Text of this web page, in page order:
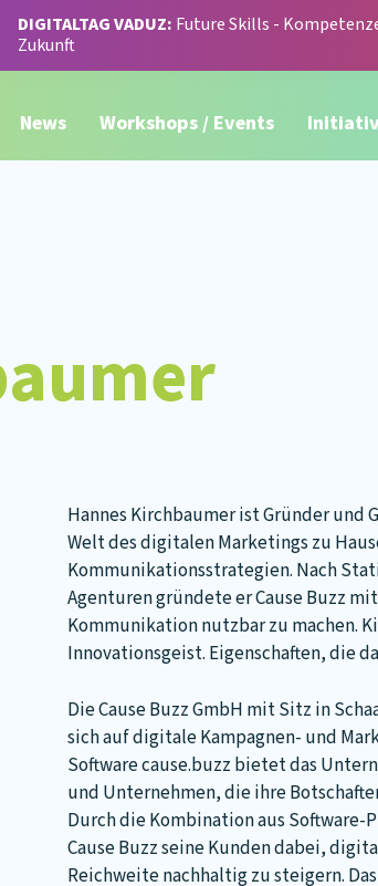
DIGITALTAG VADUZ: Future Skills -
Zukunft
News Workshops / Events
Hannes Kirchbaumerist Gründer und
Welt des digitalen Marketings zu
Kommunikationsstrategien. Nach
Agenturen gründete er Cause Buzz
Kommunikation nutzbar zu machen.
Innovationsgeist. Eigenschaften, die
Die Cause Buzz GmbH mit Sitz in
sich auf digitale Kampagnen- und
Software cause.buzz bietet das
und Unternehmen, die ihre
Durch die Kombination aus
Cause Buzz seine Kunden dabei,
Reichweite nachhaltig zu steigern.